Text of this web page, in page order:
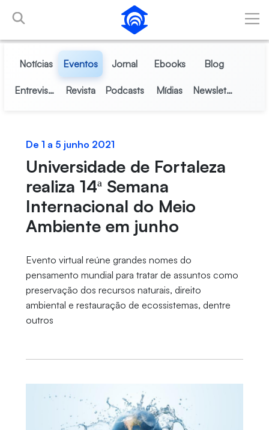
Pular para o Conteúdo principal
Notícias Eventos Jornal Ebooks Blog
Entrevistas Revista Podcasts Mídias Newsletter
De 1 a 5 junho 2021
Universidade de Fortaleza
realiza 14ª Semana
Internacional do Meio
Ambiente em junho
Evento virtual reúne grandes nomes do
pensamento mundial para tratar de assuntos como
preservação dos recursos naturais, direito
ambiental e restauração de ecossistemas, dentre
outros